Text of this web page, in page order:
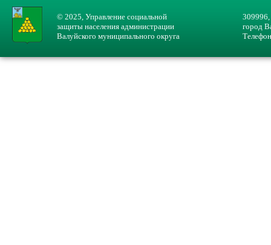
© 2025, Управление социальной
защиты населения администрации
Валуйского муниципального округа
309996,
город